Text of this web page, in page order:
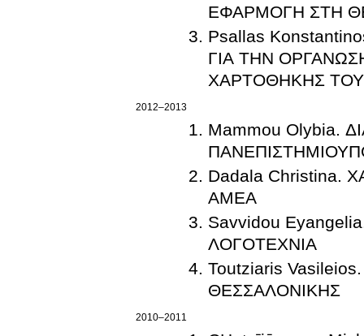
ΕΦΑΡΜΟΓΗ ΣΤΗ
Psallas
ΓΙΑ ΤΗΝ
ΧΑΡΤΟΘΗΚΗΣ
2012–2013
Mammou Olybia.
Dadala
ΑΜΕΑ
Savvidou
ΛΟΓΟΤΕΧΝΙΑ
Toutziaris
ΘΕΣΣΑΛΟΝΙΚΗΣ
2010–2011